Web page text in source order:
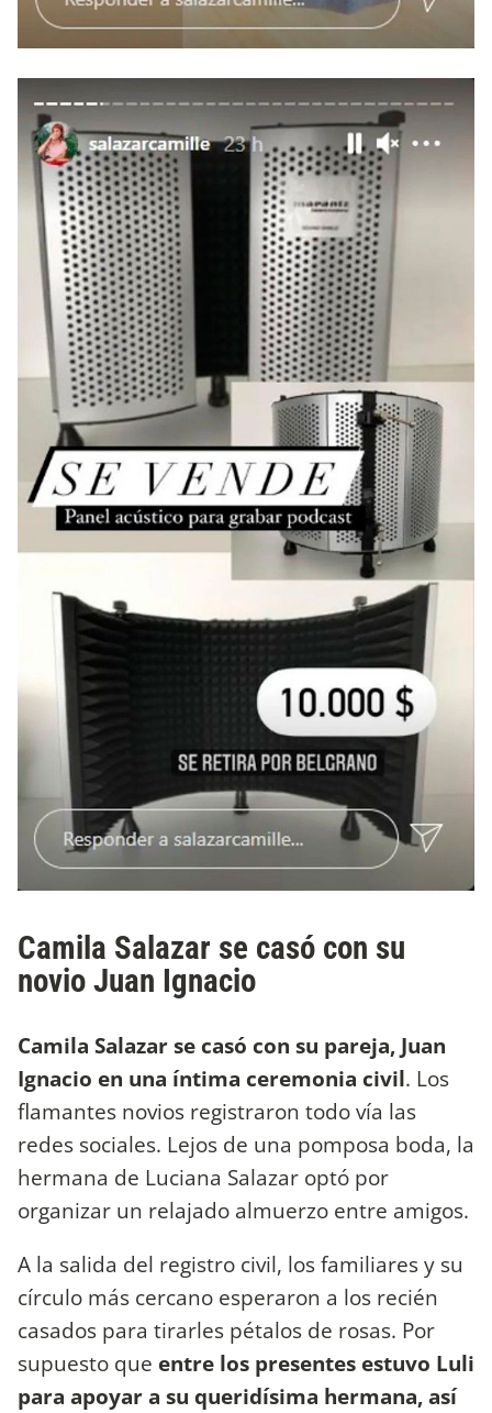
Camila Salazar se casó con su
novio Juan Ignacio
Camila Salazar se casó con su pareja, Juan
Ignacio en una íntima ceremonia civil. Los
flamantes novios registraron todo vía las
redes sociales. Lejos de una pomposa boda, la
hermana de Luciana Salazar optó por
organizar un relajado almuerzo entre amigos.
A la salida del registro civil, los familiares y su
círculo más cercano esperaron a los recién
casados para tirarles pétalos de rosas. Por
supuesto que entre los presentes estuvo Luli
para apoyar a su queridísima hermana, así